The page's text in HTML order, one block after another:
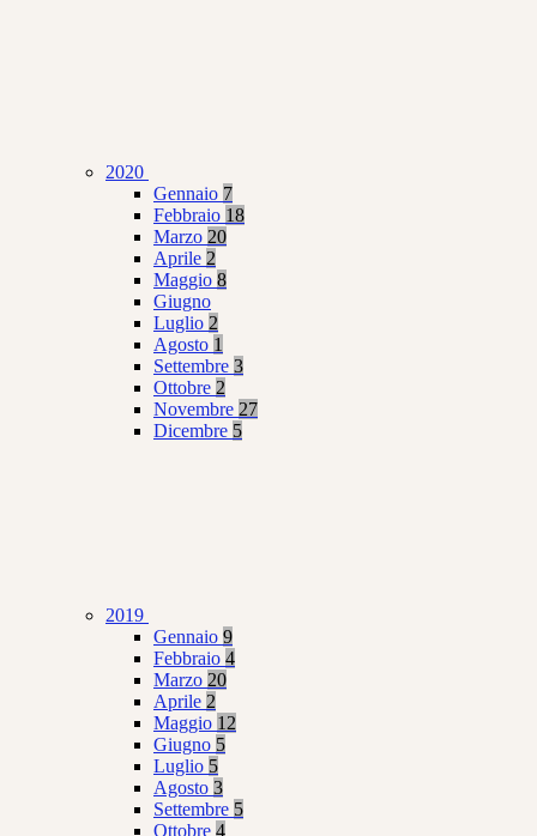
2020
Gennaio 7
Febbraio 18
Marzo 20
Aprile 2
Maggio 8
Giugno
Luglio 2
Agosto 1
Settembre 3
Ottobre 2
Novembre 27
Dicembre 5
2019
Gennaio 9
Febbraio 4
Marzo 20
Aprile 2
Maggio 12
Giugno 5
Luglio 5
Agosto 3
Settembre 5
Ottobre 4